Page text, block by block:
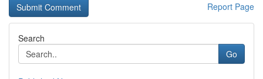
Report Page
Search
Go